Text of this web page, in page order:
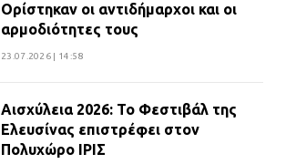
Ορίστηκαν οι αντιδήμαρχοι και οι
αρμοδιότητες τους
23.07.2026 | 14:58
Αισχύλεια 2026: Το Φεστιβάλ της
Ελευσίνας επιστρέφει στον
Πολυχώρο ΙΡΙΣ